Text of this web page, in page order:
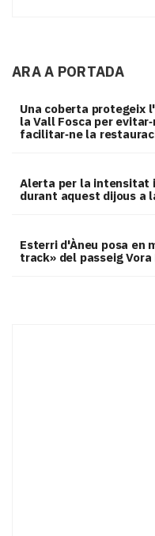
ARA A PORTADA
Una coberta protegeix
la Vall Fosca per
facilitar‑ne la
Alerta per la intensitat
durant aquest dijous a
Esterri d'Àneu posa en
track» del passeig Vora